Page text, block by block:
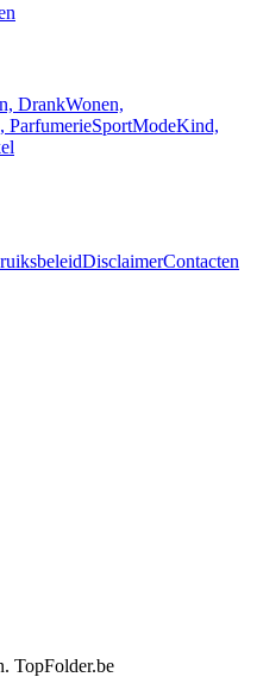
DrankWonen,
ParfumerieSportModeKind,
DisclaimerContacten
TopFolder.be